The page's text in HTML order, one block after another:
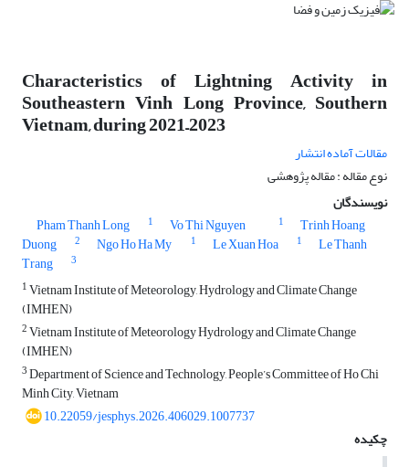
Characteristics of Lightning Activity in
Southeastern Vinh Long Province, Southern
Vietnam, during 2021–2023
مقالات آماده انتشار
نوع مقاله : مقاله پژوهشی
نویسندگان
Pham Thanh Long
1 Vo Thi Nguyen 1 Trinh Hoang
Duong 2 Ngo Ho Ha My 1 Le Xuan Hoa 1 Le Thanh
Trang
3
1Vietnam Institute of Meteorology, Hydrology and Climate Change
(IMHEN)
2Vietnam Institute of Meteorology Hydrology and Climate Change
(IMHEN)
3Department of Science and Technology, People’s Committee of Ho Chi
Minh City, Vietnam
10.22059/jesphys.2026.406029.1007737
چکیده